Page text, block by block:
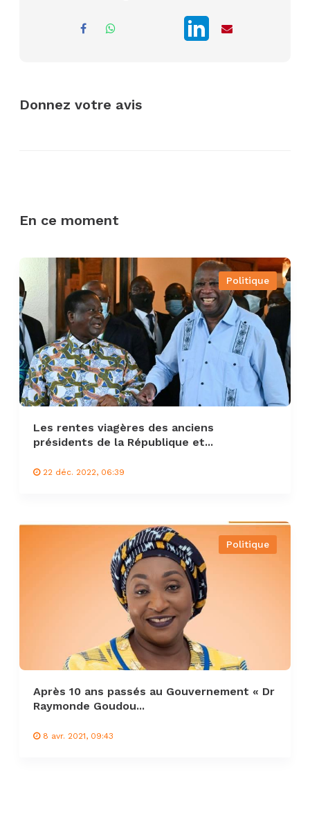
Donnez votre avis
En ce moment
Politique
Les rentes viagères des anciens
présidents de la République et...
22 déc. 2022, 06:39
Politique
Après 10 ans passés au Gouvernement « Dr
Raymonde Goudou...
8 avr. 2021, 09:43